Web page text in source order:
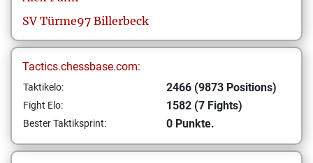
SV Türme97 Billerbeck
Tactics.chessbase.com:
Taktikelo: 2466 (9873 Positions)
Fight Elo: 1582 (7 Fights)
Bester Taktiksprint: 0 Punkte.